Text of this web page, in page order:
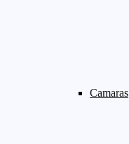
Camaras